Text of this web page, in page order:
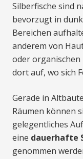
Silberfische sind
bevorzugt in
Bereichen
anderem von
oder
dort auf, wo sich
Gerade in
Räumen können
gelegentliches
eine dauerhafte
genommen